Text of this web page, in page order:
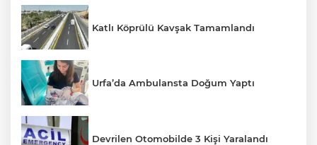
Katlı Köprülü Kavşak Tamamlandı
Urfa’da Ambulansta Doğum Yaptı
Devrilen Otomobilde 3 Kişi Yaralandı